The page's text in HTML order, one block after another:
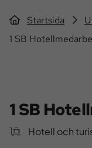
Startsida
1 SB
1 SB
Hotell och